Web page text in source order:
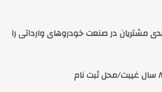
مشتریان در صنعت خودروهای وارداتی را